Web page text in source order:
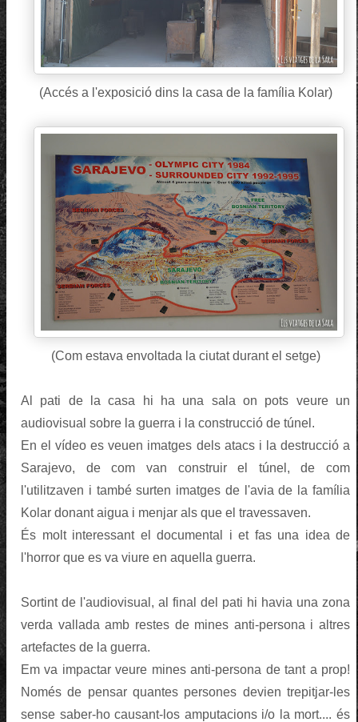
(Accés a l'exposició dins la casa de la família Kolar)
(Com estava envoltada la ciutat durant el setge)
Al pati de la casa hi ha una sala on pots veure un
audiovisual sobre la guerra i la construcció de túnel.
En el vídeo es veuen imatges dels atacs i la destrucció a
Sarajevo, de com van construir el túnel, de com
l'utilitzaven i també surten imatges de l'avia de la família
Kolar donant aigua i menjar als que el travessaven.
És molt interessant el documental i et fas una idea de
l'horror que es va viure en aquella guerra.
Sortint de l'audiovisual, al final del pati hi havia una zona
verda vallada amb restes de mines anti-persona i altres
artefactes de la guerra.
Em va impactar veure mines anti-persona de tant a prop!
Només de pensar quantes persones devien trepitjar-les
sense saber-ho causant-los amputacions i/o la mort.... és